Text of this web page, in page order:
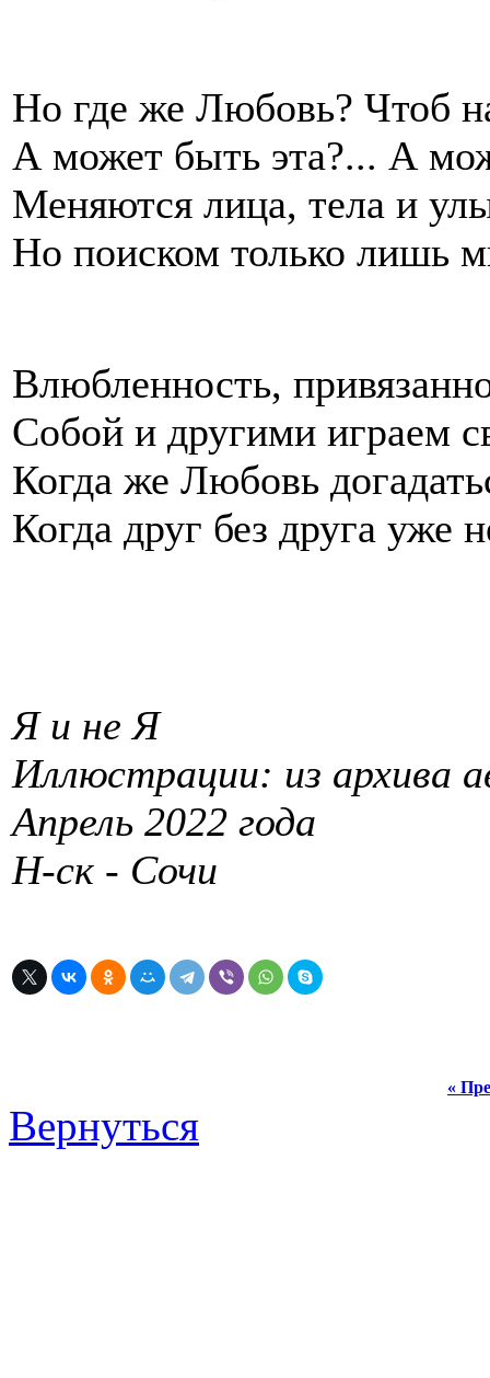
Но где же Любовь? Чтоб
А может быть эта?... А
Меняются лица, тела и
Но поиском только лишь
Влюбленность,
Собой и другими играем
Когда же Любовь
Когда друг без друга уже
Я и не Я
Иллюстрации: из архива
Апрель 2022 года
Н-ск - Сочи
«
Вернуться